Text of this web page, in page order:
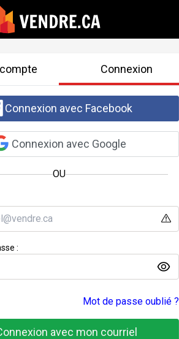
Connexion
Connexion avec Facebook
Connexion avec Google
OU
:
Mot de passe oublié ?
avec mon courriel